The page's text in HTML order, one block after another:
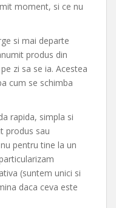
moment, si ce nu
si mai departe
produs din
zi sa se ia. Acestea
cum se schimba
rapida, simpla si
produs sau
pentru tine la un
(suntem unici si
daca ceva este